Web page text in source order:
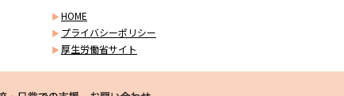
HOME
プライバシーポリシー
厚生労働省サイト